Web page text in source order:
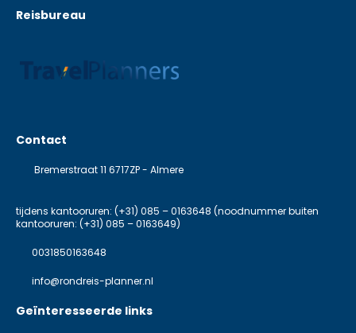
Reisbureau
Contact
Bremerstraat 11 6717ZP - Almere
tijdens kantooruren: (+31) 085 – 0163648 (noodnummer buiten
kantooruren: (+31) 085 – 0163649)
0031850163648
info@rondreis-planner.nl
Geïnteresseerde links